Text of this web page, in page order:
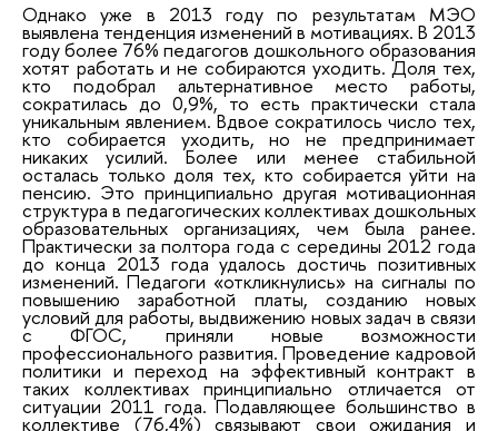
Однако уже в 2013 году по результатам МЭО
выявлена тенденция изменений в мотивациях. В 2013
году более 76% педагогов дошкольного образования
хотят работать и не собираются уходить. Доля тех,
кто подобрал альтернативное место работы,
сократилась до 0,9%, то есть практически стала
уникальным явлением. Вдвое сократилось число тех,
кто собирается уходить, но не предпринимает
никаких усилий. Более или менее стабильной
осталась только доля тех, кто собирается уйти на
пенсию. Это принципиально другая мотивационная
структура в педагогических коллективах дошкольных
образовательных организациях, чем была ранее.
Практически за полтора года с середины 2012 года
до конца 2013 года удалось достичь позитивных
изменений. Педагоги «откликнулись» на сигналы по
повышению заработной платы, созданию новых
условий для работы, выдвижению новых задач в связи
с ФГОС, приняли новые возможности
профессионального развития. Проведение кадровой
политики и переход на эффективный контракт в
таких коллективах принципиально отличается от
ситуации 2011 года. Подавляющее большинство в
коллективе (76,4%) связывают свои ожидания и